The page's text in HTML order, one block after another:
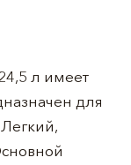
л имеет
для